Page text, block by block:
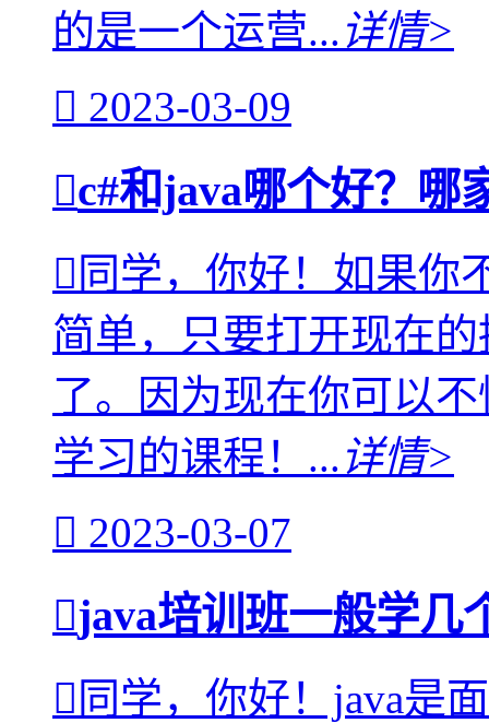
的是一个运营...详情>
2023-03-09
c#和java哪个好？哪
同学，你好！如果你
简单，只要打开现在
了。因为现在你可以
学习的课程！...详情>
2023-03-07
java培训班一般学几
同学，你好！java是